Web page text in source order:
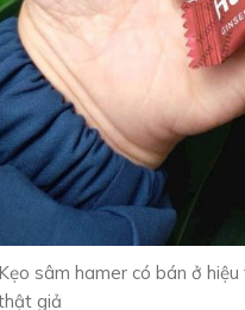
sâm hamer có bán ở
giả